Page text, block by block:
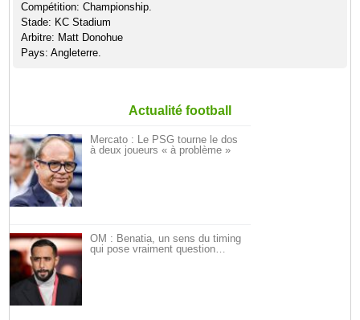
Compétition: Championship.
Stade: KC Stadium
Arbitre: Matt Donohue
Pays: Angleterre.
Actualité football
Mercato : Le PSG tourne le dos
à deux joueurs « à problème »
OM : Benatia, un sens du timing
qui pose vraiment question…